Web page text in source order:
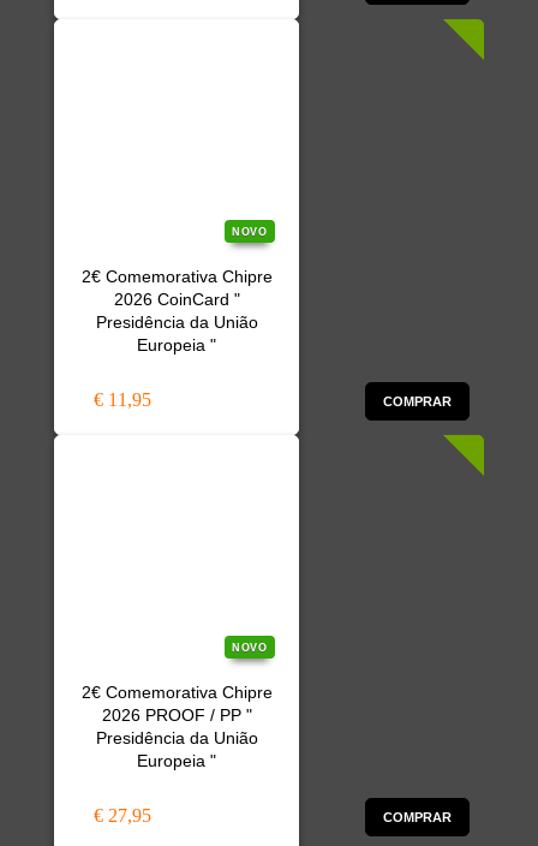
NOVO
2€ Comemorativa Chipre
2026 CoinCard "
Presidência da União
Europeia "
€ 11,95 COMPRAR
NOVO
2€ Comemorativa Chipre
2026 PROOF / PP "
Presidência da União
Europeia "
€ 27,95 COMPRAR